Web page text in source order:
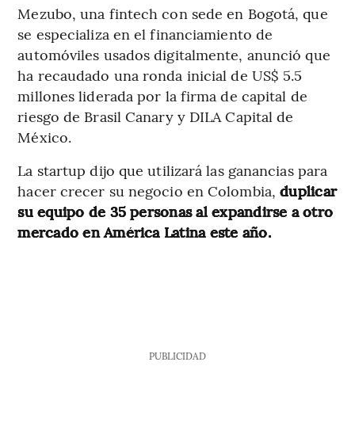
Mezubo, una fintech con sede en Bogotá, que
se especializa en el financiamiento de
automóviles usados digitalmente, anunció que
ha recaudado una ronda inicial de US$ 5.5
millones liderada por la firma de capital de
riesgo de Brasil Canary y DILA Capital de
México.
La startup dijo que utilizará las ganancias para
hacer crecer su negocio en Colombia,duplicar
su equipo de 35 personas al expandirse a otro
mercado en América Latina este año.
PUBLICIDAD